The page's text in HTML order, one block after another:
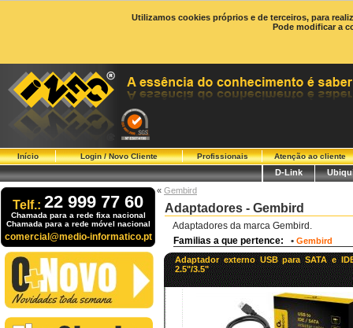
Utilizamos cookies próprios e de terceiros, para
Pode modificar a
Início Login / Novo Cliente Profissionais Atenção ao cliente
D-Link
Telf.: 22 999 77 60
Chamada para a rede fixa nacional
Chamada para a rede móvel nacional
comercial@medio-informatico.pt
« Gembird
Adaptadores - Gembird
Adaptadores da marca Gembird.
Familias a que pertence: • Gembird
Adaptador externo USB para SATA e
2.5"/3.5"